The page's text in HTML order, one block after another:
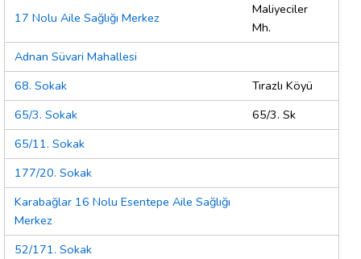
17 Nolu Aile Sağlığı Merkez
Maliyeciler
Mh.
Adnan Süvari Mahallesi
68. Sokak
Tırazlı Köyü
65/3. Sokak
65/3. Sk
65/11. Sokak
177/20. Sokak
Karabağlar 16 Nolu Esentepe Aile Sağlığı
Merkez
52/171. Sokak